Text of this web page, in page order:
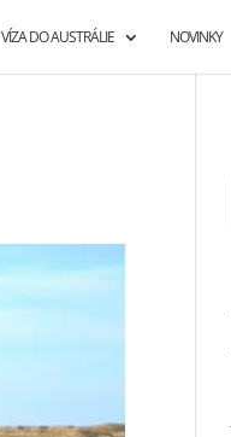
VÍZA DO AUSTRÁLIE NOVINKY